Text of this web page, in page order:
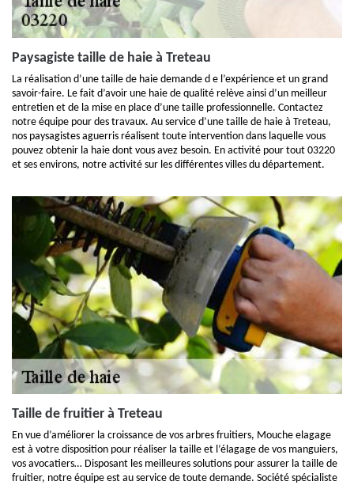
Paysagiste taille de haie à Treteau
La réalisation d’une taille de haie demande d e l’expérience et un grand
savoir-faire. Le fait d’avoir une haie de qualité relève ainsi d’un meilleur
entretien et de la mise en place d’une taille professionnelle. Contactez
notre équipe pour des travaux. Au service d’une taille de haie à Treteau,
nos paysagistes aguerris réalisent toute intervention dans laquelle vous
pouvez obtenir la haie dont vous avez besoin. En activité pour tout 03220
et ses environs, notre activité sur les différentes villes du département.
Taille de fruitier à Treteau
En vue d’améliorer la croissance de vos arbres fruitiers, Mouche elagage
est à votre disposition pour réaliser la taille et l’élagage de vos manguiers,
vos avocatiers… Disposant les meilleures solutions pour assurer la taille de
fruitier, notre équipe est au service de toute demande. Société spécialiste